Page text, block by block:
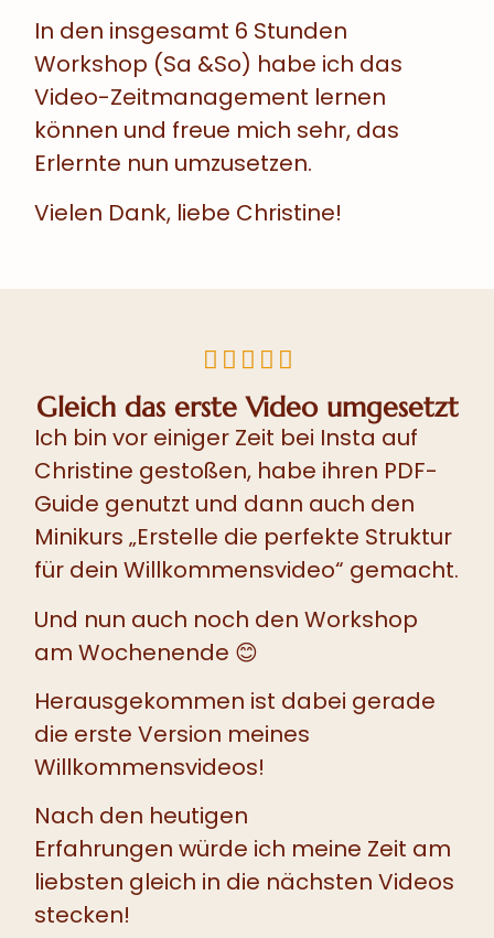
In den insgesamt 6 Stunden
Workshop (Sa &So) habe ich das
Video-Zeitmanagement lernen
können und freue mich sehr, das
Erlernte nun umzusetzen.
Vielen Dank, liebe Christine!
    
Gleich das erste Video umgesetzt
Ich bin vor einiger Zeit bei Insta auf
Christine gestoßen, habe ihren PDF-
Guide genutzt und dann auch den
Minikurs „Erstelle die perfekte Struktur
für dein Willkommensvideo“ gemacht.
Und nun auch noch den Workshop
am Wochenende 😊
Herausgekommen ist dabei gerade
die erste Version meines
Willkommensvideos!
Nach den heutigen
Erfahrungen würde ich meine Zeit am
liebsten gleich in die nächsten Videos
stecken!